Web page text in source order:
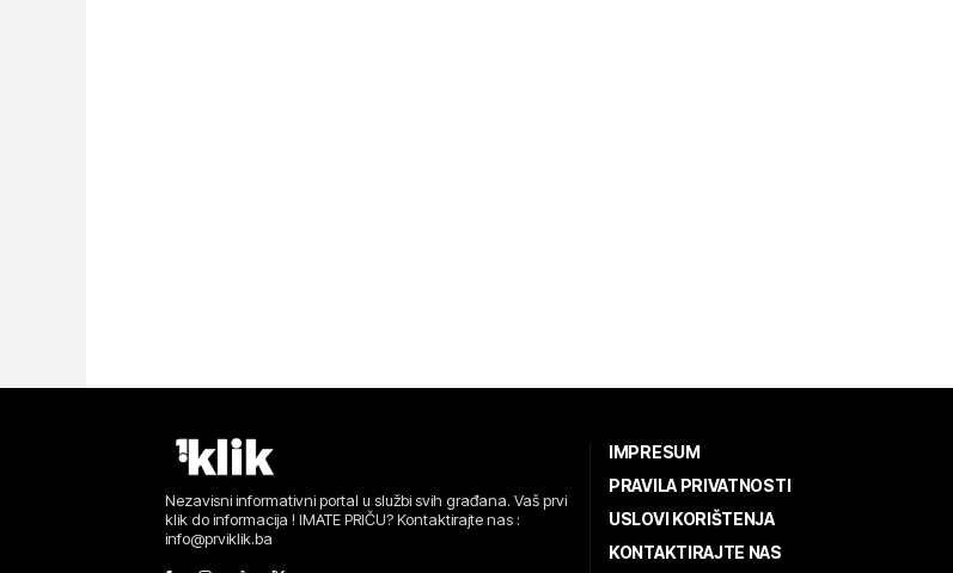
Nezavisni informativni portal u službi svih građana. Vaš prvi
klik do informacija ! IMATE PRIČU? Kontaktirajte nas :
info@prviklik.ba
IMPRESUM
PRAVILA PRIVATNOSTI
USLOVI KORIŠTENJA
KONTAKTIRAJTE NAS